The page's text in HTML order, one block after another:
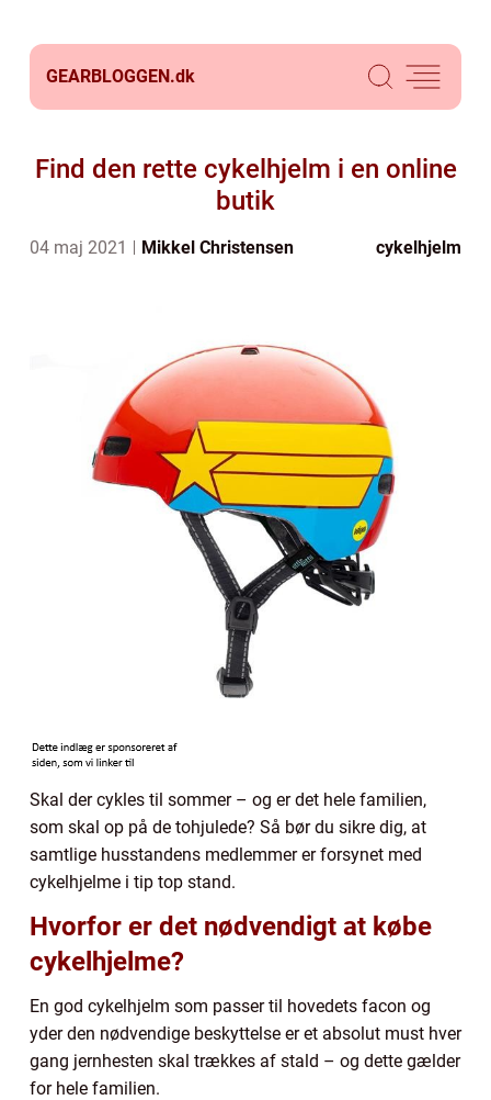
GEARBLOGGEN.dk
Find den rette cykelhjelm i en online
butik
04 maj 2021 Mikkel Christensen cykelhjelm
Skal der cykles til sommer – og er det hele familien,
som skal op på de tohjulede? Så bør du sikre dig, at
samtlige husstandens medlemmer er forsynet med
cykelhjelme i tip top stand.
Hvorfor er det nødvendigt at købe
cykelhjelme?
En god cykelhjelm som passer til hovedets facon og
yder den nødvendige beskyttelse er et absolut must hver
gang jernhesten skal trækkes af stald – og dette gælder
for hele familien.